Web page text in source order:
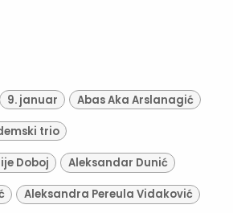
9. januar Abas Aka Arslanagić
trio
Doboj Aleksandar Dunić
Aleksandra Pereula Vidaković